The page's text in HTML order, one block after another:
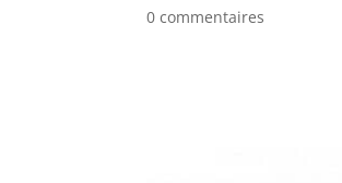
0 commentaires